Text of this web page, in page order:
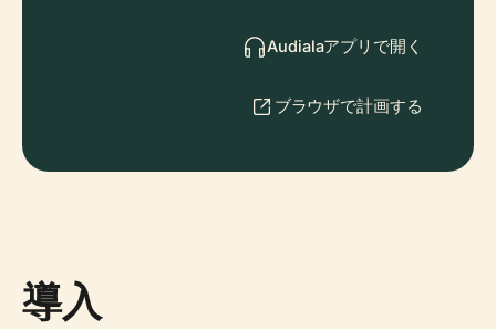
Audialaアプリで開く
ブラウザで計画する
導入